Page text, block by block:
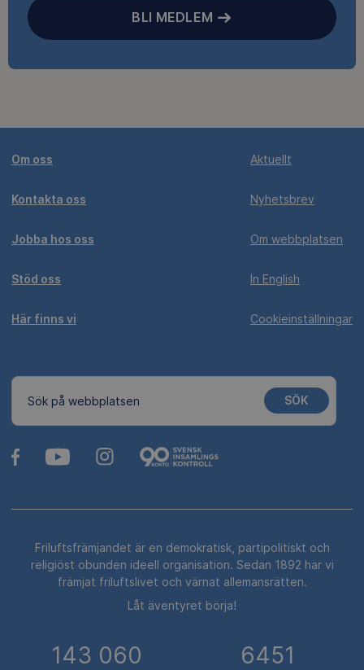
BLI MEDLEM
Om oss
Kontakta oss
Jobba hos oss
Stöd oss
Här finns vi
Aktuellt
Nyhetsbrev
Om webbplatsen
In English
Cookieinställningar
Sök på webbplatsen SÖK
Friluftsfrämjandet är en demokratisk, partipolitiskt och
religiöst obunden ideell organisation. Sedan 1892 har vi
främjat friluftslivet och värnat allemansrätten.
Låt äventyret börja!
143 060 6451